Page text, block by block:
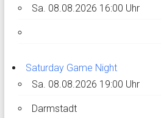
Sa. 08.08.2026 16:00 Uhr
Saturday Game Night
Sa. 08.08.2026 19:00 Uhr
Darmstadt